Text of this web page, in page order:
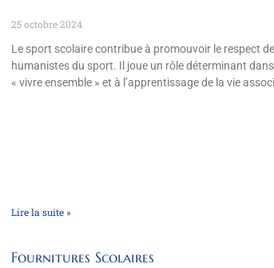
25 octobre 2024
Le sport scolaire contribue à promouvoir le respect
humanistes du sport. Il joue un rôle déterminant
« vivre ensemble » et à l’apprentissage de la vie
Lire la suite »
Fournitures Scolaires